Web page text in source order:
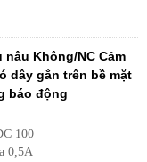
nâu Không/NC Cảm
dây gắn trên bề mặt
báo động
100
0,5A